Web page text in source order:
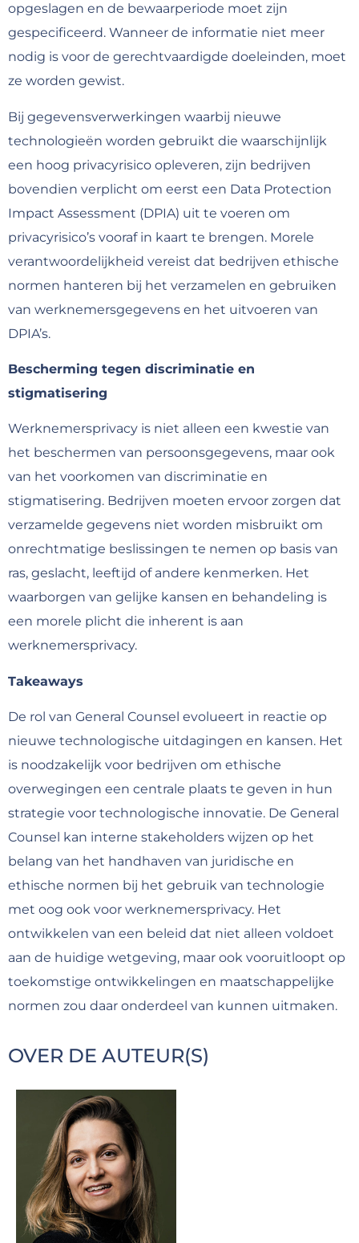
opgeslagen en de bewaarperiode moet zijn
gespecificeerd. Wanneer de informatie niet meer
nodig is voor de gerechtvaardigde doeleinden, moet
ze worden gewist.
Bij gegevensverwerkingen waarbij nieuwe
technologieën worden gebruikt die waarschijnlijk
een hoog privacyrisico opleveren, zijn bedrijven
bovendien verplicht om eerst een Data Protection
Impact Assessment (DPIA) uit te voeren om
privacyrisico’s vooraf in kaart te brengen. Morele
verantwoordelijkheid vereist dat bedrijven ethische
normen hanteren bij het verzamelen en gebruiken
van werknemersgegevens en het uitvoeren van
DPIA’s.
Bescherming tegen discriminatie en
stigmatisering
Werknemersprivacy is niet alleen een kwestie van
het beschermen van persoonsgegevens, maar ook
van het voorkomen van discriminatie en
stigmatisering. Bedrijven moeten ervoor zorgen dat
verzamelde gegevens niet worden misbruikt om
onrechtmatige beslissingen te nemen op basis van
ras, geslacht, leeftijd of andere kenmerken. Het
waarborgen van gelijke kansen en behandeling is
een morele plicht die inherent is aan
werknemersprivacy.
Takeaways
De rol van General Counsel evolueert in reactie op
nieuwe technologische uitdagingen en kansen. Het
is noodzakelijk voor bedrijven om ethische
overwegingen een centrale plaats te geven in hun
strategie voor technologische innovatie. De General
Counsel kan interne stakeholders wijzen op het
belang van het handhaven van juridische en
ethische normen bij het gebruik van technologie
met oog ook voor werknemersprivacy. Het
ontwikkelen van een beleid dat niet alleen voldoet
aan de huidige wetgeving, maar ook vooruitloopt op
toekomstige ontwikkelingen en maatschappelijke
normen zou daar onderdeel van kunnen uitmaken.
OVER DE AUTEUR(S)